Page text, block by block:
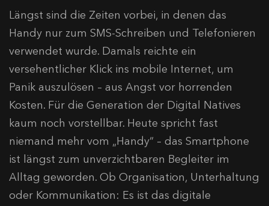
Längst sind die Zeiten vorbei, in denen das
Handy nur zum SMS-Schreiben und Telefonieren
verwendet wurde. Damals reichte ein
versehentlicher Klick ins mobile Internet, um
Panik auszulösen – aus Angst vor horrenden
Kosten. Für die Generation der Digital Natives
kaum noch vorstellbar. Heute spricht fast
niemand mehr vom „Handy“ – das Smartphone
ist längst zum unverzichtbaren Begleiter im
Alltag geworden. Ob Organisation, Unterhaltung
oder Kommunikation: Es ist das digitale